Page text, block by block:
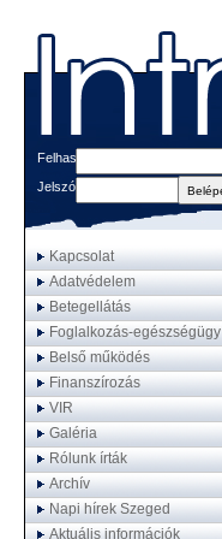
Felhasználónév
Jelszó
Kapcsolat
Adatvédelem
Betegellátás
Foglalkozás-egészségügy
Belső működés
Finanszírozás
VIR
Galéria
Rólunk írták
Archív
Napi hírek Szeged
Aktuális információk